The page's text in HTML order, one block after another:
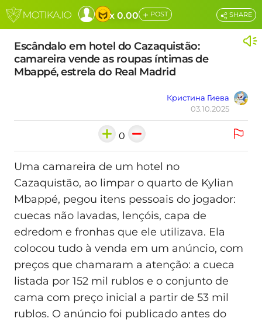
x 0.00 + POST
Escândalo em hotel do Cazaquistão:
camareira vende as roupas íntimas de
Mbappé, estrela do Real Madrid
Кристина Гиева
03.10.2025
SHARE
0
Uma camareira de um hotel no
Cazaquistão, ao limpar o quarto de Kylian
Mbappé, pegou itens pessoais do jogador:
cuecas não lavadas, lençóis, capa de
edredom e fronhas que ele utilizava. Ela
colocou tudo à venda em um anúncio, com
preços que chamaram a atenção: a cueca
listada por 152 mil rublos e o conjunto de
cama com preço inicial a partir de 53 mil
rublos. O anúncio foi publicado antes do